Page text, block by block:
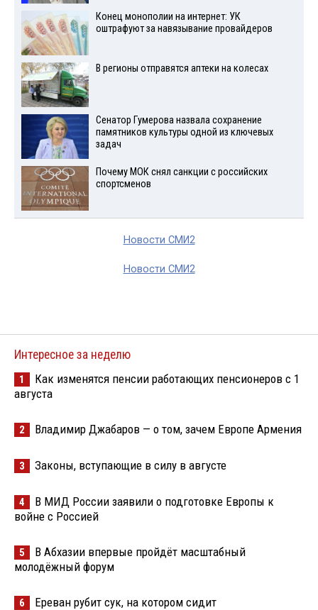
Конец монополии на интернет: УК
оштрафуют за навязывание провайдеров
В регионы отправятся аптеки на колесах
Сенатор Гумерова назвала сохранение
памятников культуры одной из ключевых
задач
Почему МОК снял санкции с российских
спортсменов
Новости СМИ2
Новости СМИ2
Интересное за неделю
1
Как изменятся пенсии работающих пенсионеров с 1
августа
2 Владимир Джабаров — о том, зачем Европе Армения
3 Законы, вступающие в силу в августе
4
В МИД России заявили о подготовке Европы к
войне с Россией
5
В Абхазии впервые пройдёт масштабный
молодёжный форум
6 Ереван рубит сук, на котором сидит